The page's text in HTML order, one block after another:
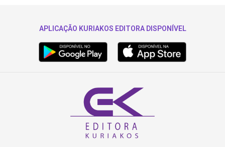
APLICAÇÃO KURIAKOS EDITORA DISPONÍVEL